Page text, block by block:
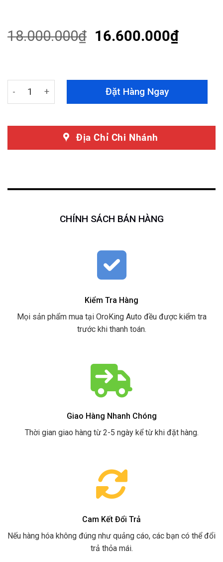
customer
ratings
18.000.000₫ 16.600.000₫
Nắp Thùng Cao Nissan Navara 2020 Không Đèn Cao
Đặt Hàng Ngay
Địa Chỉ Chi Nhánh
CHÍNH SÁCH BÁN HÀNG
Kiểm Tra Hàng
Mọi sản phẩm mua tại OroKing Auto đều được kiểm tra
trước khi thanh toán.
Giao Hàng Nhanh Chóng
Thời gian giao hàng từ 2-5 ngày kể từ khi đặt hàng.
Cam Kết Đổi Trả
Nếu hàng hóa không đúng như quảng cáo, các bạn có thể đổi
trả thỏa mái.